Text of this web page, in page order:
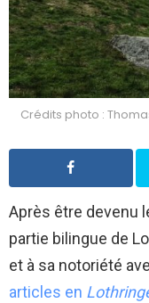
Crédits photo :
Après être devenu
partie bilingue de
et à sa notoriété
articles en